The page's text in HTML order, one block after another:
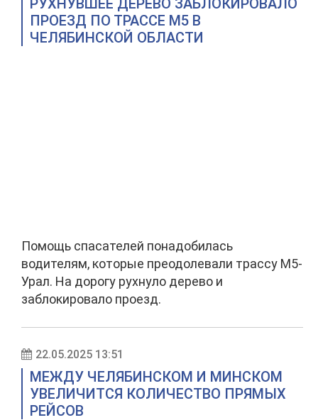
РУХНУВШЕЕ ДЕРЕВО ЗАБЛОКИРОВАЛО
ПРОЕЗД ПО ТРАССЕ М5 В
ЧЕЛЯБИНСКОЙ ОБЛАСТИ
Помощь спасателей понадобилась
водителям, которые преодолевали трассу М5-
Урал. На дорогу рухнуло дерево и
заблокировало проезд.
22.05.2025 13:51
МЕЖДУ ЧЕЛЯБИНСКОМ И МИНСКОМ
УВЕЛИЧИТСЯ КОЛИЧЕСТВО ПРЯМЫХ
РЕЙСОВ